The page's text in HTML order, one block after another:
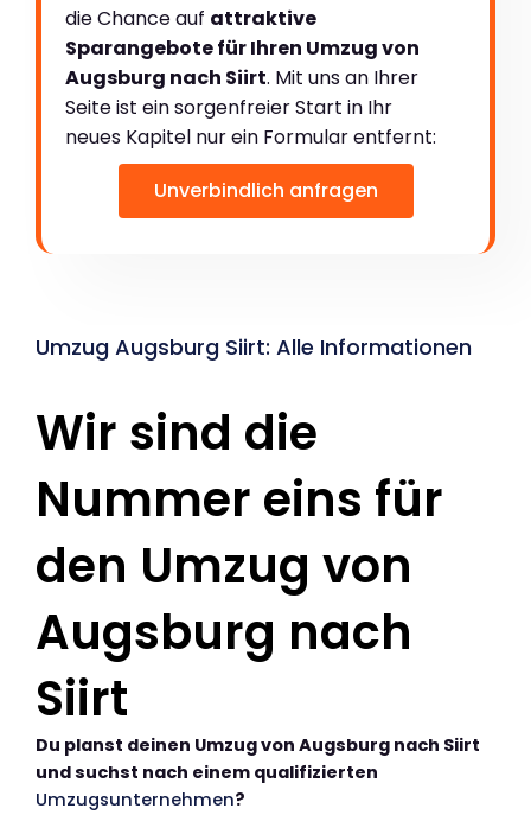
die Chance auf attraktive
Sparangebote für Ihren Umzug von
Augsburg nach Siirt. Mit uns an Ihrer
Seite ist ein sorgenfreier Start in Ihr
neues Kapitel nur ein Formular entfernt:
Unverbindlich anfragen
Umzug Augsburg Siirt: Alle Informationen
Wir sind die
Nummer eins für
den Umzug von
Augsburg nach
Siirt
Du planst deinen Umzug von Augsburg nach Siirt
und suchst nach einem qualifizierten
Umzugsunternehmen?